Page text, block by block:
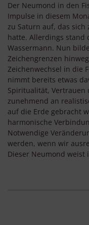
Der Neumond in den
Impulse in diesem
zu Saturn auf, das sich
hatte. Allerdings stand
Wassermann. Nun
Zeichengrenzen
Zeichenwechsel in die
nimmt bereits etwas
Spiritualität, Vertrauen
zunehmend an
auf die Erde gebracht
harmonische
Notwendige
werden, wenn wir
Dieser Neumond weist